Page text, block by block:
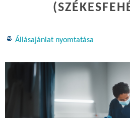
Állásajánlat nyomtatása